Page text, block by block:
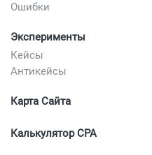
Ошибки
Эксперименты
Кейсы
Антикейсы
Карта Сайта
Калькулятор CPA